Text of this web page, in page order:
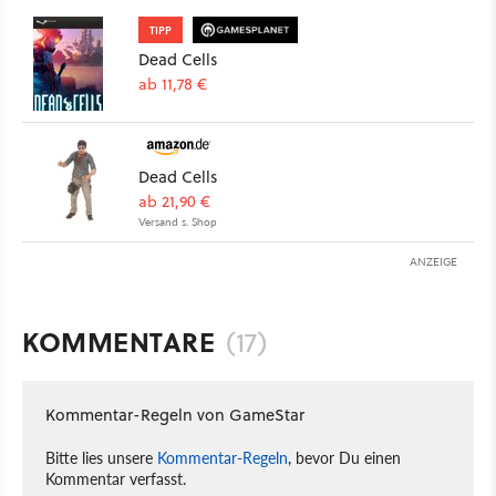
TIPP
Dead Cells
ab 11,78 €
Dead Cells
ab 21,90 €
Versand s. Shop
ANZEIGE
KOMMENTARE (17)
Kommentar-Regeln von GameStar
Bitte lies unsere Kommentar-Regeln, bevor Du einen
Kommentar verfasst.